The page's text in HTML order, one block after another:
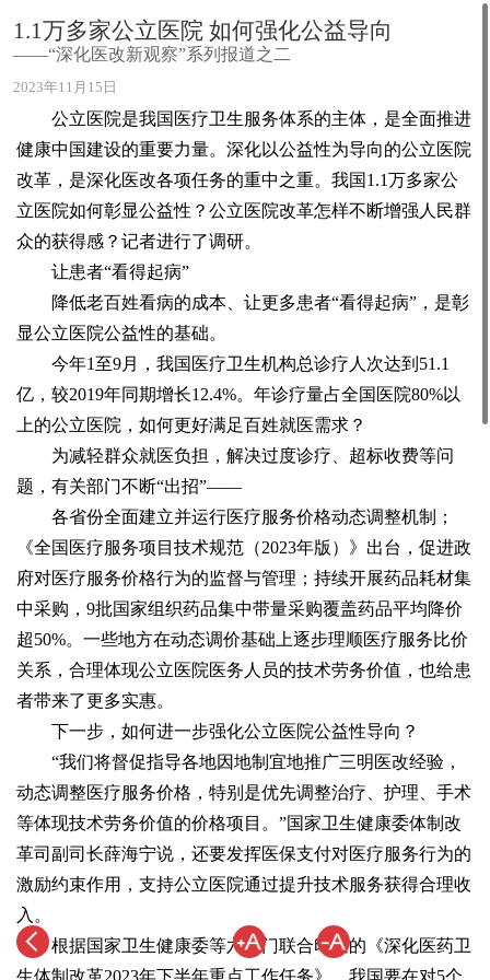
1.1万多家公立医院 如何强化公益导向
——“深化医改新观察”系列报道之二
2023年11月15日
公立医院是我国医疗卫生服务体系的主体，是全面推进
健康中国建设的重要力量。深化以公益性为导向的公立医院
改革，是深化医改各项任务的重中之重。我国1.1万多家公
立医院如何彰显公益性？公立医院改革怎样不断增强人民群
众的获得感？记者进行了调研。
让患者“看得起病”
降低老百姓看病的成本、让更多患者“看得起病”，是彰
显公立医院公益性的基础。
今年1至9月，我国医疗卫生机构总诊疗人次达到51.1
亿，较2019年同期增长12.4%。年诊疗量占全国医院80%以
上的公立医院，如何更好满足百姓就医需求？
为减轻群众就医负担，解决过度诊疗、超标收费等问
题，有关部门不断“出招”——
各省份全面建立并运行医疗服务价格动态调整机制；
《全国医疗服务项目技术规范（2023年版）》出台，促进政
府对医疗服务价格行为的监督与管理；持续开展药品耗材集
中采购，9批国家组织药品集中带量采购覆盖药品平均降价
超50%。一些地方在动态调价基础上逐步理顺医疗服务比价
关系，合理体现公立医院医务人员的技术劳务价值，也给患
者带来了更多实惠。
下一步，如何进一步强化公立医院公益性导向？
“我们将督促指导各地因地制宜地推广三明医改经验，
动态调整医疗服务价格，特别是优先调整治疗、护理、手术
等体现技术劳务价值的价格项目。”国家卫生健康委体制改
革司副司长薛海宁说，还要发挥医保支付对医疗服务行为的
激励约束作用，支持公立医院通过提升技术服务获得合理收
入。
根据国家卫生健康委等六部门联合印发的《深化医药卫
生体制改革2023年下半年重点工作任务》，我国要在对5个